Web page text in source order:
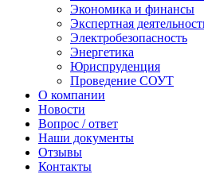
Экономика и финансы
Экспертная
Электробезопасность
Энергетика
Юриспруденция
Проведение СОУТ
О компании
Новости
Вопрос / ответ
Наши документы
Отзывы
Контакты